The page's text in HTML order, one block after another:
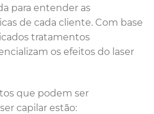
para entender as
de cada cliente. Com base
tratamentos
os efeitos do laser
que podem ser
capilar estão: